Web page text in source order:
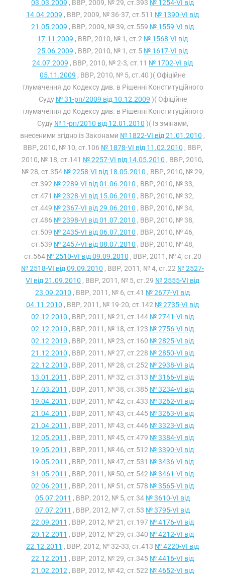
03.03.2009 , ВВР, 2009, № 29, ст.393 № 1254-VI від
14.04.2009 , ВВР, 2009, № 36-37, ст.511 № 1390-VI від
21.05.2009 , ВВР, 2009, № 39, ст.559 № 1559-VI від
17.11.2009 , ВВР, 2010, № 1, ст.2 № 1568-VI від
25.06.2009 , ВВР, 2010, № 1, ст.5 № 1617-VI від
24.07.2009 , ВВР, 2010, № 2-3, ст.11 № 1702-VI від
05.11.2009 , ВВР, 2010, № 5, ст.40 )( Офіційне
тлумачення до Кодексу див. в Рішенні Конституційного
Суду № 31-рп/2009 від 10.12.2009 )( Офіційне
тлумачення до Кодексу див. в Рішенні Конституційного
Суду № 1-рп/2010 від 12.01.2010 )( Із змінами,
внесеними згідно із Законами № 1822-VI від 21.01.2010 ,
ВВР, 2010, № 10, ст.106 № 1878-VI від 11.02.2010 , ВВР,
2010, № 18, ст.141 № 2257-VI від 14.05.2010 , ВВР, 2010,
№ 28, ст.354 № 2258-VI від 18.05.2010 , ВВР, 2010, № 29,
ст.392 № 2289-VI від 01.06.2010 , ВВР, 2010, № 33,
ст.471 № 2328-VI від 15.06.2010 , ВВР, 2010, № 32,
ст.449 № 2367-VI від 29.06.2010 , ВВР, 2010, № 34,
ст.486 № 2398-VI від 01.07.2010 , ВВР, 2010, № 38,
ст.509 № 2435-VI від 06.07.2010 , ВВР, 2010, № 46,
ст.539 № 2457-VI від 08.07.2010 , ВВР, 2010, № 48,
ст.564 № 2510-VI від 09.09.2010 , ВВР, 2011, № 4, ст.20
№ 2518-VI від 09.09.2010 , ВВР, 2011, № 4, ст.22 № 2527-
VI від 21.09.2010 , ВВР, 2011, № 5, ст.29 № 2555-VI від
23.09.2010 , ВВР, 2011, № 6, ст.41 № 2677-VI від
04.11.2010 , ВВР, 2011, № 19-20, ст.142 № 2735-VI від
02.12.2010 , ВВР, 2011, № 21, ст.144 № 2741-VI від
02.12.2010 , ВВР, 2011, № 18, ст.123 № 2756-VI від
02.12.2010 , ВВР, 2011, № 23, ст.160 № 2825-VI від
21.12.2010 , ВВР, 2011, № 27, ст.228 № 2850-VI від
22.12.2010 , ВВР, 2011, № 28, ст.252 № 2938-VI від
13.01.2011 , ВВР, 2011, № 32, ст.313 № 3166-VI від
17.03.2011 , ВВР, 2011, № 38, ст.385 № 3234-VI від
19.04.2011 , ВВР, 2011, № 42, ст.433 № 3262-VI від
21.04.2011 , ВВР, 2011, № 43, ст.445 № 3263-VI від
21.04.2011 , ВВР, 2011, № 43, ст.446 № 3323-VI від
12.05.2011 , ВВР, 2011, № 45, ст.479 № 3384-VI від
19.05.2011 , ВВР, 2011, № 46, ст.512 № 3390-VI від
19.05.2011 , ВВР, 2011, № 47, ст.531 № 3436-VI від
31.05.2011 , ВВР, 2011, № 50, ст.542 № 3461-VI від
02.06.2011 , ВВР, 2011, № 51, ст.578 № 3565-VI від
05.07.2011 , ВВР, 2012, № 5, ст.34 № 3610-VI від
07.07.2011 , ВВР, 2012, № 7, ст.53 № 3795-VI від
22.09.2011 , ВВР, 2012, № 21, ст.197 № 4176-VI від
20.12.2011 , ВВР, 2012, № 29, ст.340 № 4212-VI від
22.12.2011 , ВВР, 2012, № 32-33, ст.413 № 4220-VI від
22.12.2011 , ВВР, 2012, № 29, ст.345 № 4416-VI від
21.02.2012 , ВВР, 2012, № 42, ст.522 № 4652-VI від